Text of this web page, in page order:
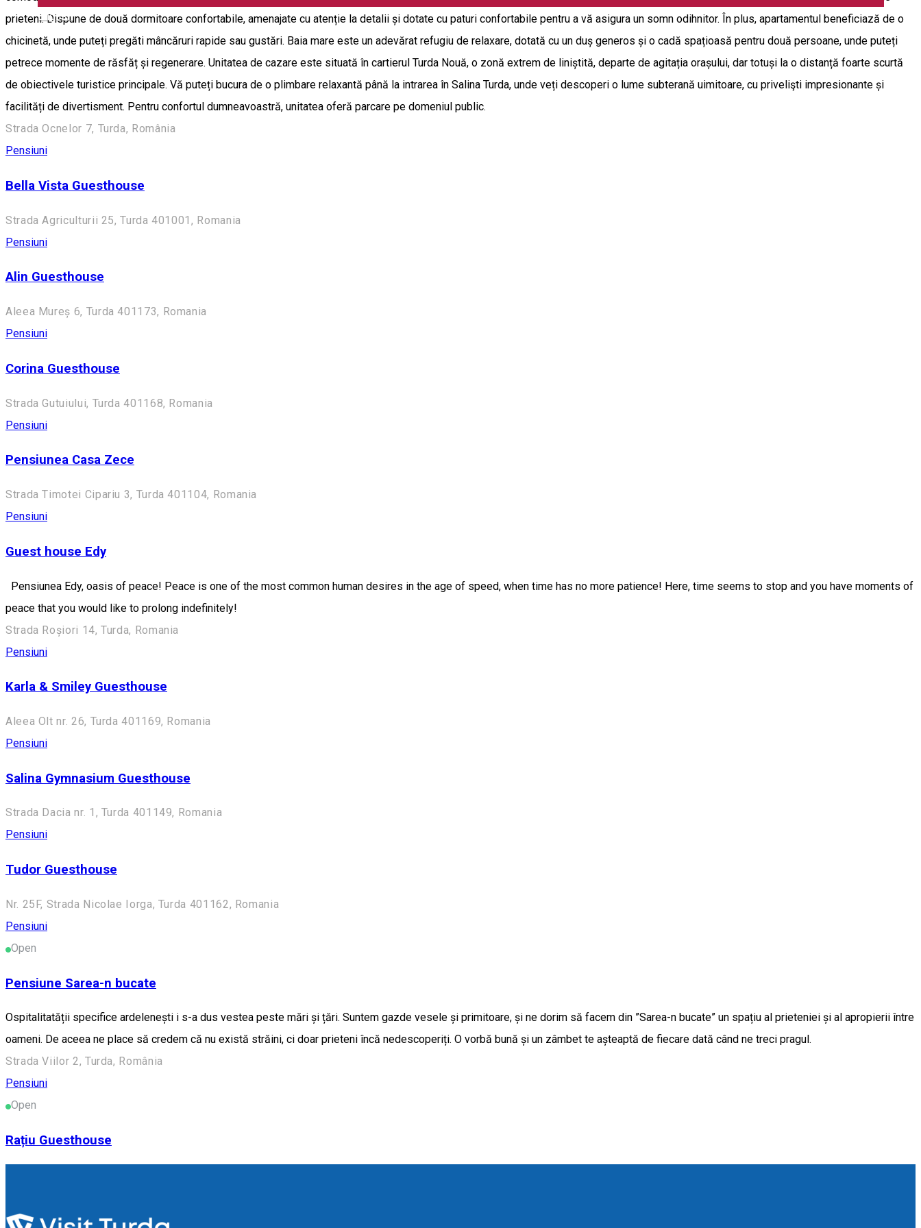
English
prieteni. Dispune de două dormitoare confortabile, amenajate cu atenție la detalii și dotate cu paturi confortabile pentru a vă asigura un somn odihnitor. În plus, apartamentul beneficiază de o
chicinetă, unde puteți pregăti mâncăruri rapide sau gustări. Baia mare este un adevărat refugiu de relaxare, dotată cu un duș generos și o cadă spațioasă pentru două persoane, unde puteți
petrece momente de răsfăț și regenerare. Unitatea de cazare este situată în cartierul Turda Nouă, o zonă extrem de liniștită, departe de agitația orașului, dar totuși la o distanță foarte scurtă
de obiectivele turistice principale. Vă puteți bucura de o plimbare relaxantă până la intrarea în Salina Turda, unde veți descoperi o lume subterană uimitoare, cu privelişti impresionante și
facilități de divertisment. Pentru confortul dumneavoastră, unitatea oferă parcare pe domeniul public.
Strada Ocnelor 7, Turda, România
Pensiuni
Bella Vista Guesthouse
Strada Agriculturii 25, Turda 401001, Romania
Pensiuni
Alin Guesthouse
Aleea Mureș 6, Turda 401173, Romania
Pensiuni
Corina Guesthouse
Strada Gutuiului, Turda 401168, Romania
Pensiuni
Pensiunea Casa Zece
Strada Timotei Cipariu 3, Turda 401104, Romania
Pensiuni
Guest house Edy
Pensiunea Edy, oasis of peace! Peace is one of the most common human desires in the age of speed, when time has no more patience! Here, time seems to stop and you have moments of
peace that you would like to prolong indefinitely!
Strada Roșiori 14, Turda, Romania
Pensiuni
Karla & Smiley Guesthouse
Aleea Olt nr. 26, Turda 401169, Romania
Pensiuni
Salina Gymnasium Guesthouse
Strada Dacia nr. 1, Turda 401149, Romania
Pensiuni
Tudor Guesthouse
Nr. 25F, Strada Nicolae Iorga, Turda 401162, Romania
Pensiuni
Open
Pensiune Sarea-n bucate
Ospitalitatății specifice ardelenești i s-a dus vestea peste mări și țări. Suntem gazde vesele și primitoare, și ne dorim să facem din ”Sarea-n bucate” un spațiu al prieteniei și al apropierii între
oameni. De aceea ne place să credem că nu există străini, ci doar prieteni încă nedescoperiți. O vorbă bună și un zâmbet te așteaptă de fiecare dată când ne treci pragul.
Strada Viilor 2, Turda, România
Pensiuni
Open
Rațiu Guesthouse